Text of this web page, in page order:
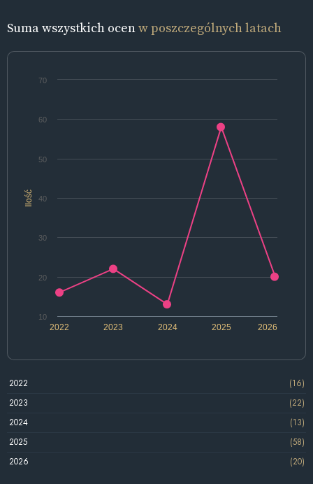
Suma wszystkich ocenw poszczególnych latach
Ilość
2022 2024 2026
2023 2025
10
20
30
40
50
60
70
2022
(16)
2023
(22)
2024
(13)
2025
(58)
2026
(20)